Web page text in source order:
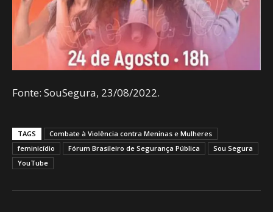
Fonte: SouSegura, 23/08/2022.
TAGS
Combate à Violência contra Meninas e Mulheres
feminicídio
Fórum Brasileiro de Segurança Pública
Sou Segura
YouTube